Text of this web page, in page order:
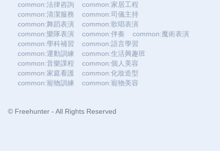
common:法律咨詢
common:家居工程
common:清潔服務
common:司儀主持
common:舞蹈表演
common:歌唱表演
common:樂隊表演
common:伴奏
common:魔術表演
common:學科補習
common:語言學習
common:運動訓練
common:生活興趣班
common:音樂課程
common:個人美容
common:家庭看護
common:化妝造型
common:寵物訓練
common:寵物美容
© Freehunter - All Rights Reserved